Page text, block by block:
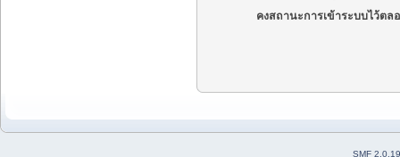
คงสถานะการเข้าระบบไว้ตล
SMF 2.0.19